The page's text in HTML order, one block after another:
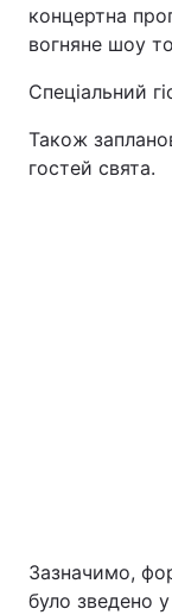
концертна
вогняне шоу
Спеціальний
Також
гостей свята.
Зазначимо,
було зведено